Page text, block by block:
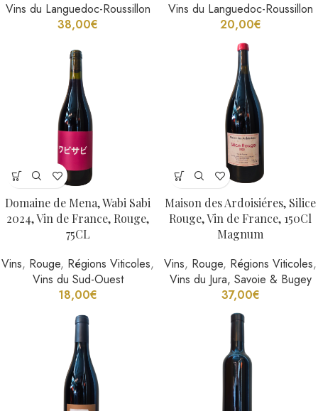
Vins du Languedoc-Roussillon
38,00€
Vins du Languedoc-Roussillon
20,00€
Domaine de Mena, Wabi Sabi
2024, Vin de France, Rouge,
75CL
Vins, Rouge, Régions Viticoles,
Vins du Sud-Ouest
18,00€
Maison des Ardoisiéres, Silice
Rouge, Vin de France, 150Cl
Magnum
Vins, Rouge, Régions Viticoles,
Vins du Jura, Savoie & Bugey
37,00€